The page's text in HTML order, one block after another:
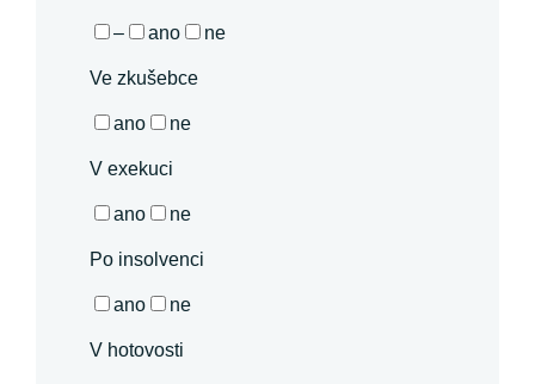
– ano ne
Ve zkušebce
ano ne
V exekuci
ano ne
Po insolvenci
ano ne
V hotovosti